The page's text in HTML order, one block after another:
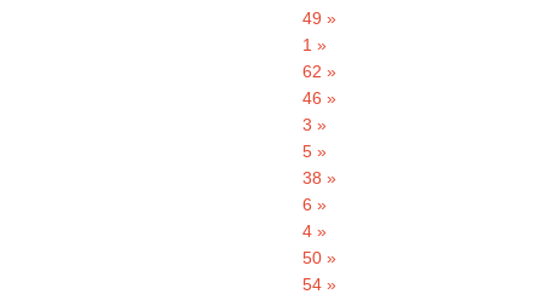
49 »
1 »
62 »
46 »
3 »
5 »
38 »
6 »
4 »
50 »
54 »